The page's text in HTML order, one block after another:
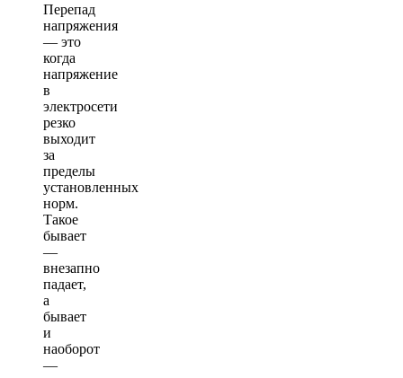
Перепад
напряжения
— это
когда
напряжение
в
электросети
резко
выходит
за
пределы
установленных
норм.
Такое
бывает
—
внезапно
падает,
а
бывает
и
наоборот
—